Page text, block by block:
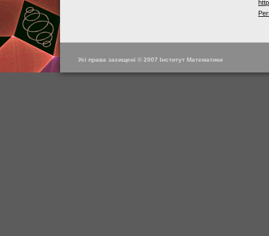
Усі права захищені © 2007 Інститут Математики